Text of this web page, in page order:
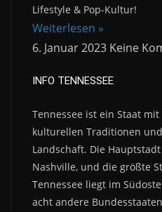
Lifestyle & Pop-Kultur!
Weiterlesen »
6. Januar 2023 Keine
INFO TENNESSEE
Tennessee ist ein Staat
kulturellen Traditionen
Landschaft. Die
Nashville, und die größte
Tennessee liegt im
acht andere